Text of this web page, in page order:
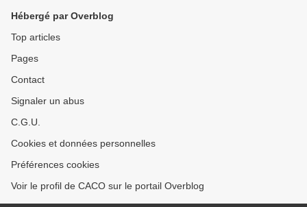
Hébergé par Overblog
Top articles
Pages
Contact
Signaler un abus
C.G.U.
Cookies et données personnelles
Préférences cookies
Voir le profil de CACO sur le portail Overblog